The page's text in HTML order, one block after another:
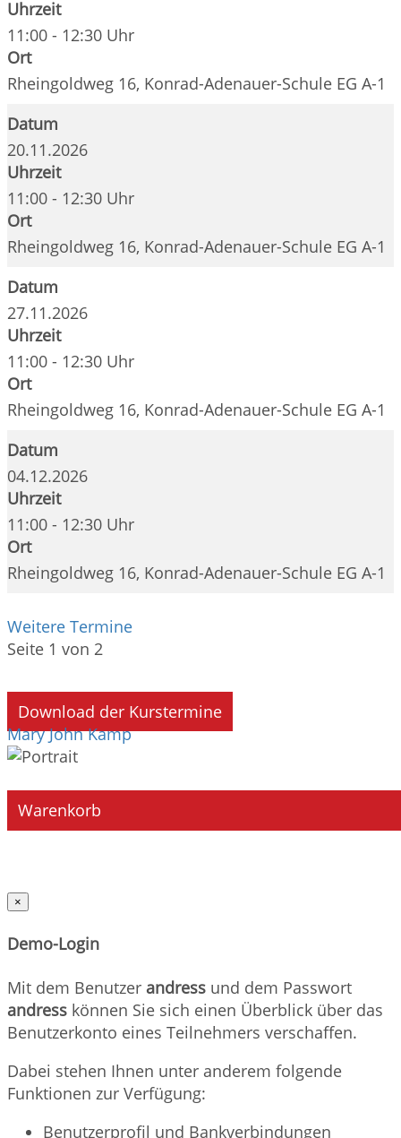
Uhrzeit
11:00 - 12:30 Uhr
Ort
Rheingoldweg 16, Konrad-Adenauer-Schule EG A-1
Datum
20.11.2026
Uhrzeit
11:00 - 12:30 Uhr
Ort
Rheingoldweg 16, Konrad-Adenauer-Schule EG A-1
Datum
27.11.2026
Uhrzeit
11:00 - 12:30 Uhr
Ort
Rheingoldweg 16, Konrad-Adenauer-Schule EG A-1
Datum
04.12.2026
Uhrzeit
11:00 - 12:30 Uhr
Ort
Rheingoldweg 16, Konrad-Adenauer-Schule EG A-1
Weitere Termine
Seite 1 von 2
Download der Kurstermine
Mary John Kamp
Warenkorb
×
Demo-Login
Mit dem Benutzer andress und dem Passwort
andress können Sie sich einen Überblick über das
Benutzerkonto eines Teilnehmers verschaffen.
Dabei stehen Ihnen unter anderem folgende
Funktionen zur Verfügung:
Benutzerprofil und Bankverbindungen